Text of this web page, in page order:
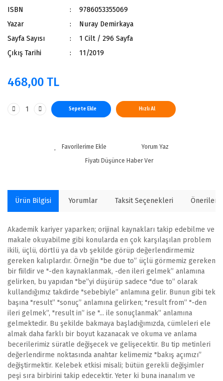
ISBN
9786053355069
Yazar
Nuray Demirkaya
Sayfa Sayısı
1 Cilt / 296 Sayfa
Çıkış Tarihi
11/2019
468,00 TL
Sepete Ekle Hızlı Al
Yorum Yaz
Fiyatı Düşünce Haber Ver
Ürün Bilgisi Yorumlar Taksit Seçenekleri
Akademik kariyer yaparken; orijinal kaynakları takip edebilme ve
makale okuyabilme gibi konularda en çok karşılaşılan problem
ikili, üçlü, dörtlü ya da vb şekilde görüp değerlendirmemiz
gereken kalıplardır. Örneğin "be due to” üçlü görmemiz gereken
bir fiildir ve "-den kaynaklanmak, -den ileri gelmek” anlamına
gelirken, bu yapıdan "be”yi düşürüp sadece "due to” olarak
kullandığımız takdirde "sebebiyle” anlamına gelir. Bunun gibi tek
başına "result” "sonuç” anlamına gelirken; "result from” "-den
ileri gelmek”, "result in” ise "... ile sonuçlanmak” anlamına
gelmektedir. Bu şekilde bakmaya başladığımızda, cümleleri ele
almak daha farklı bir boyut kazanacak ve okuma ve anlama
becerilerimiz süratle değişecek ve gelişecektir. Bu tip metinleri
değerlendirme noktasında anahtar kelimemiz "bakış açımızı”
değiştirmektir. Kelebek etkisi misali; bütün gerekli değişimler
peşi sıra birbirini takip edecektir. Yeter ki buna inanalım ve